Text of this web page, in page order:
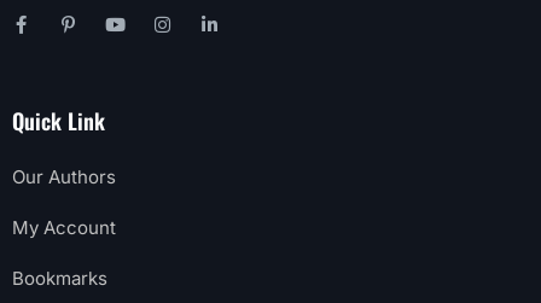
Quick Link
Our Authors
My Account
Bookmarks